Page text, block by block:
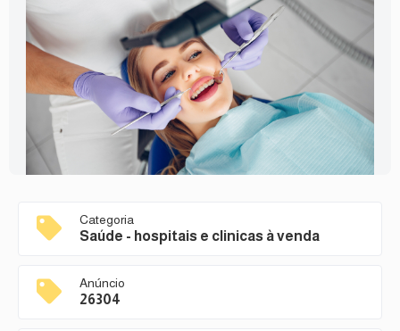
Categoria
Saúde - hospitais e clinicas à venda
Anúncio
26304